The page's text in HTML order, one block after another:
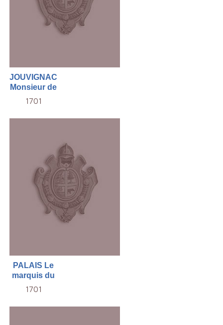
JOUVIGNAC
Monsieur de
1701
PALAIS Le
marquis du
1701